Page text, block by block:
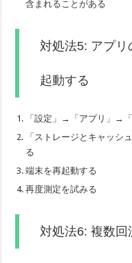
含まれることがある
対処法5: アプ
起動する
「設定」→「アプリ」→
「ストレージとキャッシ
る
端末を再起動する
再度測定を試みる
対処法6: 複数回